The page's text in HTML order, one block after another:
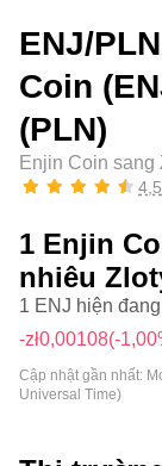
ENJ/
Coin
(PLN)
Enjin Coin sang
4,5
1 Enjin
nhiêu
1 ENJ hiện
-zł0,00108(-
Cập nhật gần nhất:
Universal Time)